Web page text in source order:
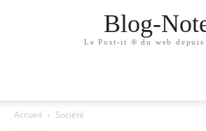
Blog-
Le Post-it ® du web depuis
Accueil Société